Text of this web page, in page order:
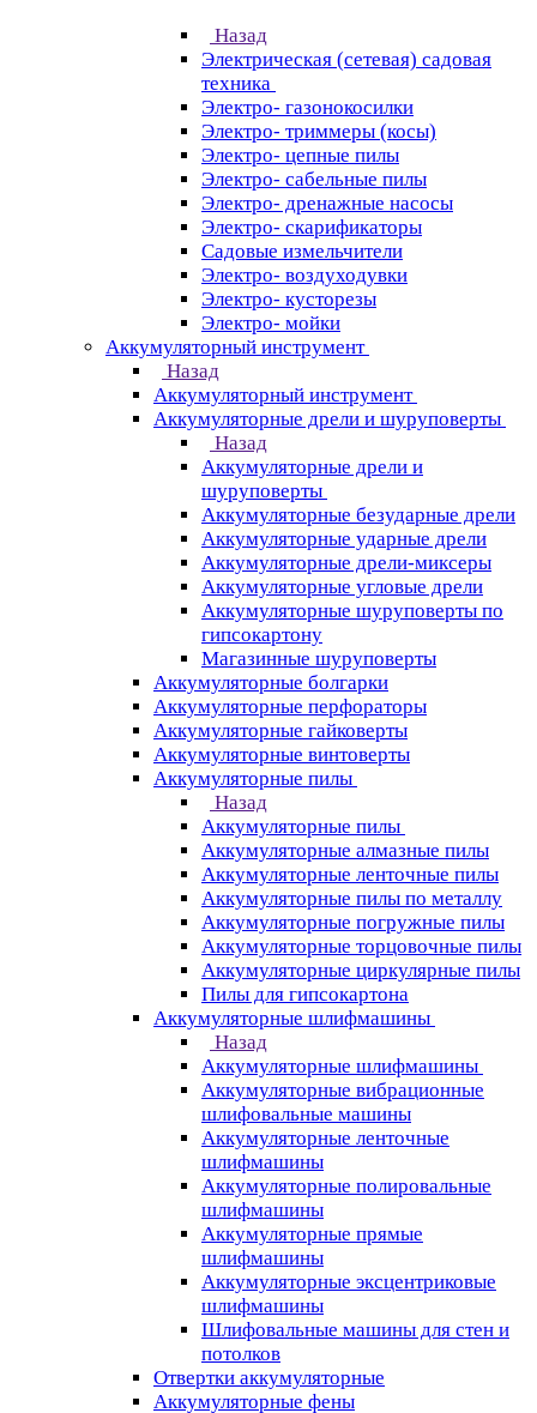
Назад
Электрическая (сетевая) садовая
техника
Электро- газонокосилки
Электро- триммеры (косы)
Электро- цепные пилы
Электро- сабельные пилы
Электро- дренажные насосы
Электро- скарификаторы
Садовые измельчители
Электро- воздуходувки
Электро- кусторезы
Электро- мойки
Аккумуляторный инструмент
Назад
Аккумуляторный инструмент
Аккумуляторные дрели и шуруповерты
Назад
Аккумуляторные дрели и
шуруповерты
Аккумуляторные безударные дрели
Аккумуляторные ударные дрели
Аккумуляторные дрели-миксеры
Аккумуляторные угловые дрели
Аккумуляторные шуруповерты по
гипсокартону
Магазинные шуруповерты
Аккумуляторные болгарки
Аккумуляторные перфораторы
Аккумуляторные гайковерты
Аккумуляторные винтоверты
Аккумуляторные пилы
Назад
Аккумуляторные пилы
Аккумуляторные алмазные пилы
Аккумуляторные ленточные пилы
Аккумуляторные пилы по металлу
Аккумуляторные погружные пилы
Аккумуляторные торцовочные пилы
Аккумуляторные циркулярные пилы
Пилы для гипсокартона
Аккумуляторные шлифмашины
Назад
Аккумуляторные шлифмашины
Аккумуляторные вибрационные
шлифовальные машины
Аккумуляторные ленточные
шлифмашины
Аккумуляторные полировальные
шлифмашины
Аккумуляторные прямые
шлифмашины
Аккумуляторные эксцентриковые
шлифмашины
Шлифовальные машины для стен и
потолков
Отвертки аккумуляторные
Аккумуляторные фены